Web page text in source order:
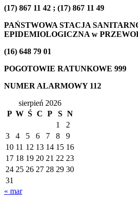
(17) 867 11 42 ; (17) 867 11 49
PAŃSTWOWA STACJA
EPIDEMIOLOGICZNA w
(16) 648 79 01
POGOTOWIE RATUNKOWE 999
NUMER ALARMOWY 112
sierpień 2026
P W Ś C P S N
1
2
3
4 5 6 7 8
9
10 11 12 13 14 15 16
17 18 19 20 21 22 23
24 25 26 27 28 29 30
31
« mar